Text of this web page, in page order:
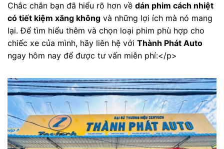
Chắc chắn bạn đã hiểu rõ hơn về dán phim cách nhiệt
có tiết kiệm xăng không và những lợi ích mà nó mang
lại. Để tìm hiểu thêm và chọn loại phim phù hợp cho
chiếc xe của mình, hãy liên hệ với Thành Phát Auto
ngay hôm nay để được tư vấn miễn phí:</p>